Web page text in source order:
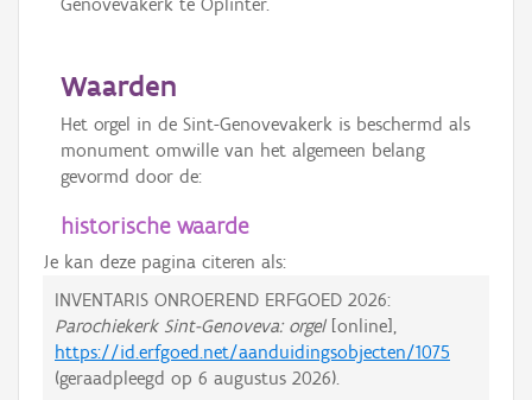
Waarden
Het orgel in de Sint-Genovevakerk is beschermd als
monument omwille van het algemeen belang
gevormd door de:
historische waarde
Je kan deze pagina citeren als:
INVENTARIS ONROEREND ERFGOED 2026:
Parochiekerk Sint-Genoveva: orgel[online],
https://id.erfgoed.net/aanduidingsobjecten/1075
(geraadpleegd op 6 augustus 2026).